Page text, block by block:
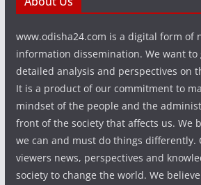
www.odisha24.com is a digital form of
information dissemination. We want to
detailed analysis and perspectives on
It is a product of our commitment to
mindset of the people and the
front of the society that affects us. We
we can and must do things differently.
viewers news, perspectives and
society to change the world. We